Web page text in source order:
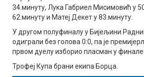
34.минуту, Лука Габриел Мисимовић у
62.минуту и Матеј Декет у 83.минуту.
У другом полуфиналу у Бијељини
одиграли без голова 0:0, па је
првом дуелу изборио пласман у финале
Трофеј Купа брани екипа Борца.